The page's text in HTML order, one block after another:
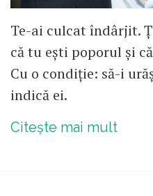
Te-ai culcat îndârjit.
că tu ești poporul și
Cu o condiție: să-i
indică ei.
Citește mai mult